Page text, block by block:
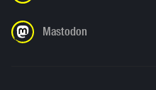
Mastodon